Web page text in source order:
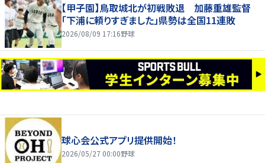
【甲子園】鳥取城北が初戦敗退 加藤重雄監督
「下浦に頼りすぎました」県勢は全国11連敗
2026/08/09 17:16野球
球心会公式アプリ提供開始！
2026/05/27 00:00野球